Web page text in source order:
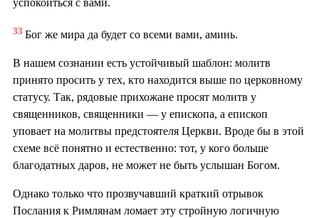
33 Бог же мира да будет со всеми вами, аминь.
В нашем сознании есть устойчивый шаблон: молитв
принято просить у тех, кто находится выше по церковному
статусу. Так, рядовые прихожане просят молитв у
священников, священники — у епископа, а епископ
уповает на молитвы предстоятеля Церкви. Вроде бы в этой
схеме всё понятно и естественно: тот, у кого больше
благодатных даров, не может не быть услышан Богом.
Однако только что прозвучавший краткий отрывок
Послания к Римлянам ломает эту стройную логичную